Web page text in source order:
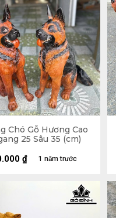
Chó Gỗ Hương Cao
25 Sâu 35 (cm)
1 năm trước
₫